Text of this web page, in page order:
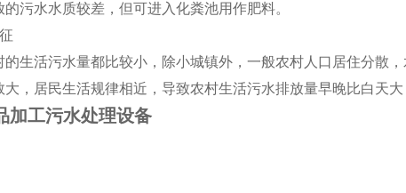
污水水质较差，但可进入化粪池用作肥料。
生活污水量都比较小，除小城镇外，一般农村人口居住分散，
，居民生活规律相近，导致农村生活污水排放量早晚比白天大
加工污水处理设备